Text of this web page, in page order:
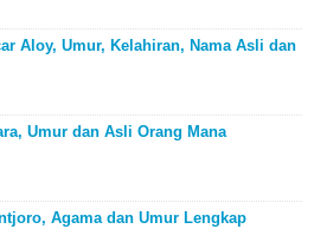
Aloy, Umur, Kelahiran, Nama Asli dan
Umur dan Asli Orang Mana
Agama dan Umur Lengkap